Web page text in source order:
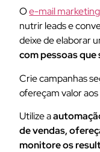
Oe-mail marketing
nutrir leads e
deixe de elaborar
com pessoas
Crie campanhas
ofereçam valor
Utilize a
de vendas,
monitore os